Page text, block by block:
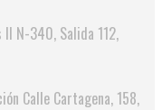
II N-340, Salida 112,
Calle Cartagena, 158,